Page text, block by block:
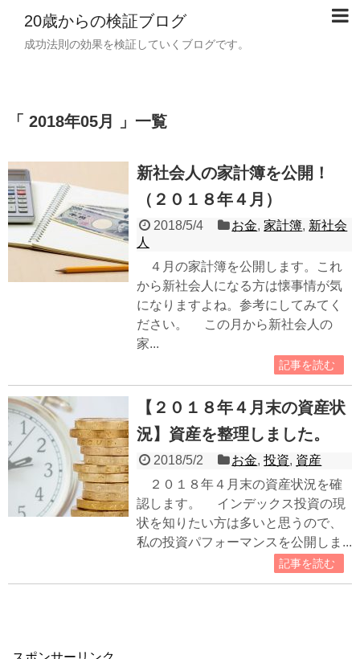
20歳からの検証ブログ
成功法則の効果を検証していくブログです。
「 2018年05月 」一覧
新社会人の家計簿を公開！
（２０１８年４月）
2018/5/4 お金,家計簿, 新社会
人
４月の家計簿を公開します。これ
から新社会人になる方は懐事情が気
になりますよね。参考にしてみてく
ださい。 この月から新社会人の
家...
記事を読む
【２０１８年４月末の資産状
況】資産を整理しました。
2018/5/2 お金,投資, 資産
２０１８年４月末の資産状況を確
認します。 インデックス投資の現
状を知りたい方は多いと思うので、
私の投資パフォーマンスを公開しま...
記事を読む